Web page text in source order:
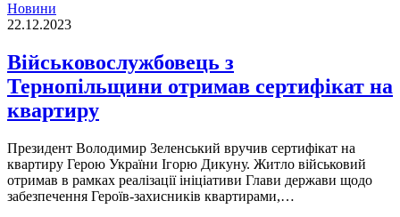
Новини
22.12.2023
Військовослужбовець з
Тернопільщини отримав сертифікат на
квартиру
Президент Володимир Зеленський вручив сертифікат на
квартиру Герою України Ігорю Дикуну. Житло військовий
отримав в рамках реалізації ініціативи Глави держави щодо
забезпечення Героїв-захисників квартирами,…